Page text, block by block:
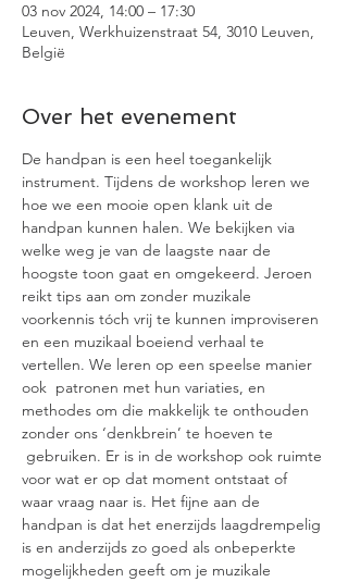
03 nov 2024, 14:00 – 17:30
Leuven, Werkhuizenstraat 54, 3010 Leuven,
België
Over het evenement
De handpan is een heel toegankelijk
instrument. Tijdens de workshop leren we
hoe we een mooie open klank uit de
handpan kunnen halen. We bekijken via
welke weg je van de laagste naar de
hoogste toon gaat en omgekeerd. Jeroen
reikt tips aan om zonder muzikale
voorkennis tóch vrij te kunnen improviseren
en een muzikaal boeiend verhaal te
vertellen. We leren op een speelse manier
ook  patronen met hun variaties, en
methodes om die makkelijk te onthouden
zonder ons ‘denkbrein’ te hoeven te
gebruiken. Er is in de workshop ook ruimte
voor wat er op dat moment ontstaat of
waar vraag naar is. Het fijne aan de
handpan is dat het enerzijds laagdrempelig
is en anderzijds zo goed als onbeperkte
mogelijkheden geeft om je muzikale